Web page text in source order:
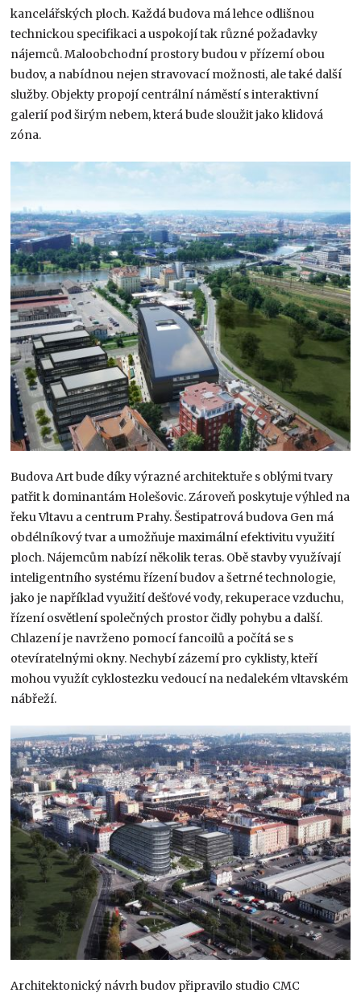
kancelářských ploch. Každá budova má lehce odlišnou
technickou specifikaci a uspokojí tak různé požadavky
nájemců. Maloobchodní prostory budou v přízemí obou
budov, a nabídnou nejen stravovací možnosti, ale také další
služby. Objekty propojí centrální náměstí s interaktivní
galerií pod širým nebem, která bude sloužit jako klidová
zóna.
Budova Art bude díky výrazné architektuře s oblými tvary
patřit k dominantám Holešovic. Zároveň poskytuje výhled na
řeku Vltavu a centrum Prahy. Šestipatrová budova Gen má
obdélníkový tvar a umožňuje maximální efektivitu využití
ploch. Nájemcům nabízí několik teras. Obě stavby využívají
inteligentního systému řízení budov a šetrné technologie,
jako je například využití dešťové vody, rekuperace vzduchu,
řízení osvětlení společných prostor čidly pohybu a další.
Chlazení je navrženo pomocí fancoilů a počítá se s
otevíratelnými okny. Nechybí zázemí pro cyklisty, kteří
mohou využít cyklostezku vedoucí na nedalekém vltavském
nábřeží.
Architektonický návrh budov připravilo studio CMC